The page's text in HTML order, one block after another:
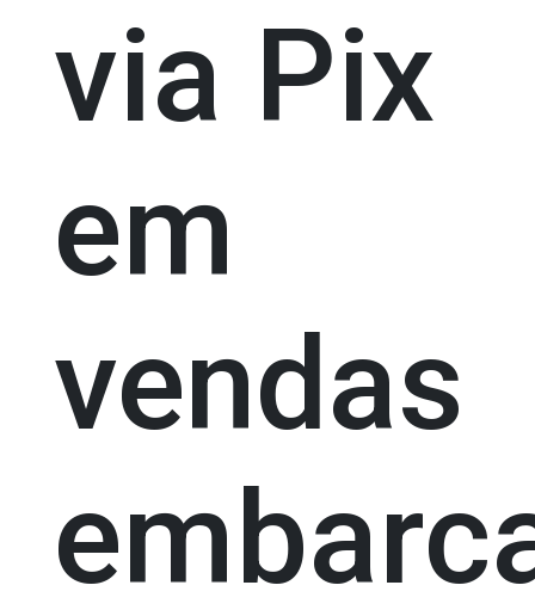
via Pix
em
vendas